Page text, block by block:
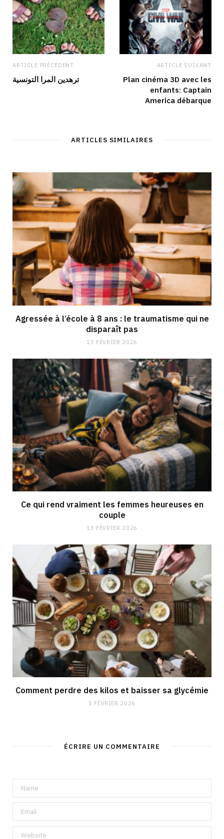
ARTICLE PRÉCÉDENT
ترهدين المرا التونسية
ARTICLE SUIVANT
Plan cinéma 3D avec les
enfants: Captain
America débarque
ARTICLES SIMILAIRES
Agressée à l’école à 8 ans : le traumatisme qui ne
disparaît pas
13 FÉVRIER 2026
Ce qui rend vraiment les femmes heureuses en
couple
13 FÉVRIER 2026
Comment perdre des kilos et baisser sa glycémie
1 FÉVRIER 2026
ÉCRIRE UN COMMENTAIRE